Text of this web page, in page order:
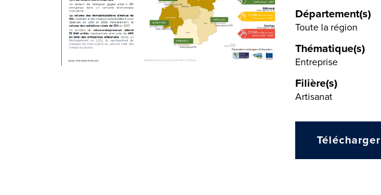
Département(s)
Toute la région
Thématique(s)
Entreprise
Filière(s)
Artisanat
Télécharger